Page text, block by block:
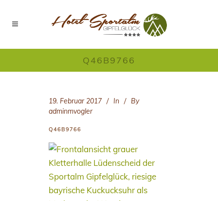
Q46B9766
19. Februar 2017 In
By
adminmvogler
Q46B9766